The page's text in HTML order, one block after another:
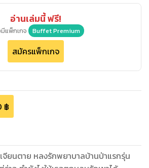
อ่านเล่มนี้ ฟรี!
แพ็กเกจ Buffet Premium
สมัครแพ็กเกจ
฿
ยนตาย หลงรักพยาบาลบ้านป่าแรกรุ่น